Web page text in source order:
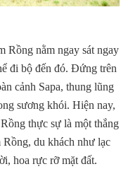
Rồng nằm ngay sát ngay
đi bộ đến đó. Đứng trên
cảnh Sapa, thung lũng
sương khói. Hiện nay,
thực sự là một thắng
Rồng, du khách như lạc
hoa rực rỡ mặt đất.